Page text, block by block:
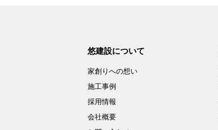
悠建設について
家創りへの想い
施工事例
採用情報
会社概要